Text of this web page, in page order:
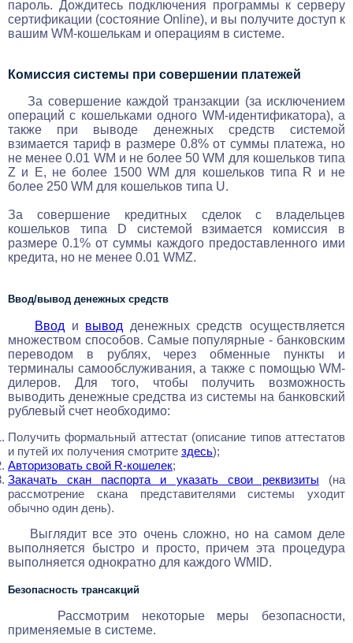
пароль. Дождитесь подключения программы к серверу
сертификации (состояние Online), и вы получите доступ к
вашим WM-кошелькам и операциям в системе.
Комиссия системы при совершении платежей
За совершение каждой транзакции (за исключением
операций с кошельками одного WM-идентификатора), а
также при выводе денежных средств системой
взимается тариф в размере 0.8% от суммы платежа, но
не менее 0.01 WM и не более 50 WM для кошельков типа
Z и E, не более 1500 WM для кошельков типа R и не
более 250 WM для кошельков типа U.
За совершение кредитных сделок с владельцев
кошельков типа D системой взимается комиссия в
размере 0.1% от суммы каждого предоставленного ими
кредита, но не менее 0.01 WMZ.
Ввод/вывод денежных средств
Ввод и вывод денежных средств осуществляется
множеством способов. Самые популярные - банковским
переводом в рублях, через обменные пункты и
терминалы самообслуживания, а также с помощью WM-
дилеров. Для того, чтобы получить возможность
выводить денежные средства из системы на банковский
рублевый счет необходимо:
Получить формальный аттестат (описание типов аттестатов
и путей их получения смотрите здесь);
Авторизовать свой R-кошелек;
Закачать скан паспорта и указать свои реквизиты (на
рассмотрение скана представителями системы уходит
обычно один день).
Выглядит все это очень сложно, но на самом деле
выполняется быстро и просто, причем эта процедура
выполняется однократно для каждого WMID.
Безопасность трансакций
Рассмотрим некоторые меры безопасности,
применяемые в системе.